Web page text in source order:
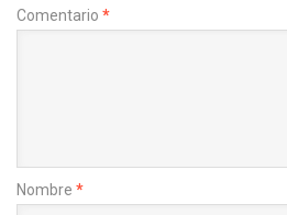
Comentario *
Nombre *